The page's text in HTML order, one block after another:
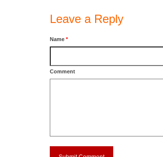
Leave a Reply
Name *
Comment